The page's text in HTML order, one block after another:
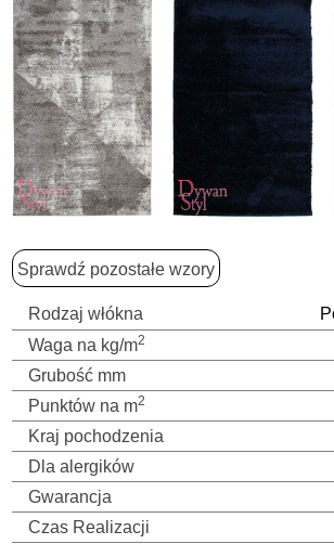
Sprawdź pozostałe wzory
Rodzaj włókna
Waga na kg/m2
Grubość mm
Punktów na m2
Kraj pochodzenia
Dla alergików
Gwarancja
Czas Realizacji